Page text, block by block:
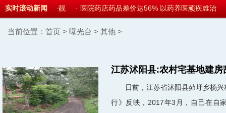
实时滚动新闻
增重燕窝刷胶扮靓 医院药店药品差价达56% 以药养医顽疾难治
当前位置： 首页 > 曝光台 > 其他 >
江苏沭阳县:农村宅基地建
日前，江苏省沭阳县茆圩乡杨兴
行》反映，2017年3月，自己在自